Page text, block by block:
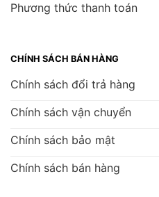
Phương thức thanh toán
CHÍNH SÁCH BÁN HÀNG
Chính sách đổi trả hàng
Chính sách vận chuyển
Chính sách bảo mật
Chính sách bán hàng